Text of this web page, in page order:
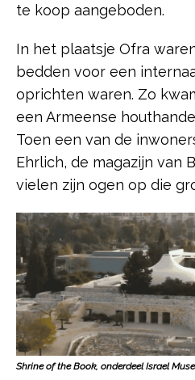
te koop aangeboden.
In het plaatsje Ofra
bedden voor een
oprichten waren. Zo
een Armeense
Toen een van de
Ehrlich, de magazijn van
vielen zijn ogen op die
Shrine of the Book, onderdeel Israel